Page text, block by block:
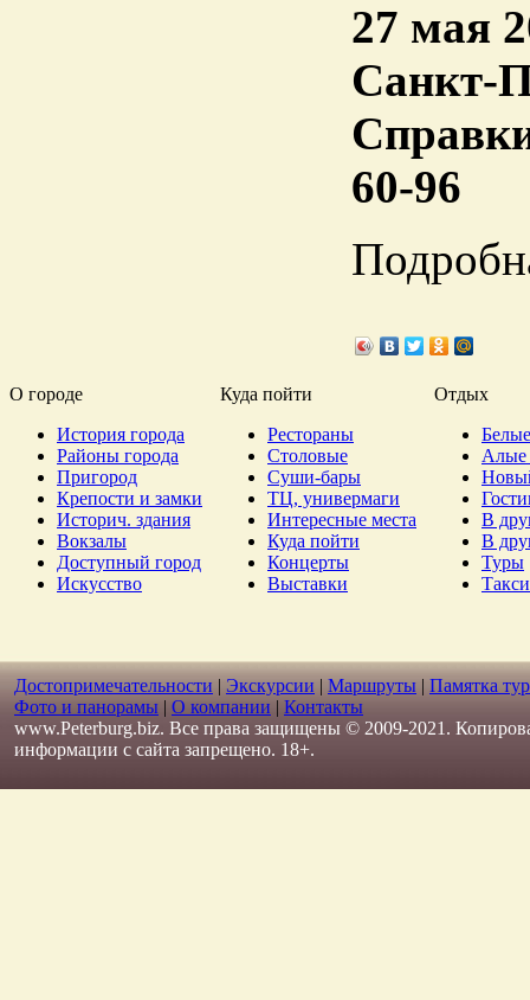
27 мая
Санкт-
60-96
О городе Куда пойти
Отдых
История города
Районы города
Пригород
Крепости и замки
Историч. здания
Вокзалы
Доступный город
Искусство
Рестораны
Столовые
Суши-бары
ТЦ, универмаги
Интересные места
Куда пойти
Концерты
Выставки
Алые
В
В
Туры
Такси
Достопримечательности | Экскурсии | Маршруты | Памятка
Фото и панорамы | О компании | Контакты
www.Peterburg.biz. Все права защищены © 2009-2021.
информации с сайта запрещено. 18+.